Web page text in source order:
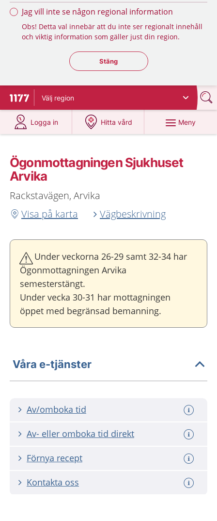
Jag vill inte se någon regional information
Obs! Detta val innebär att du inte ser regionalt innehåll
och viktig information som gäller just din region.
Stäng regionsväljaren
Stäng
Till startsidan för 1177
Välj region
Logga in
på 1177.se
Hitta vård
på 1177.se
Meny
Ögonmottagningen Sjukhuset
Arvika
Rackstavägen, Arvika
Visa på karta
Vägbeskrivning
Under veckorna 26-29 samt 32-34 har
Ögonmottagningen Arvika
semesterstängt.
Under vecka 30-31 har mottagningen
öppet med begränsad bemanning.
Våra e-tjänster
Av/omboka tid
Av- eller omboka tid direkt
Förnya recept
Kontakta oss